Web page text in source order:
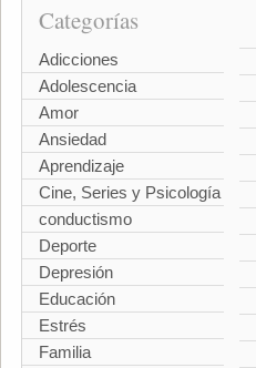
Categorías
Adicciones
Adolescencia
Amor
Ansiedad
Aprendizaje
Cine, Series y Psicología
conductismo
Deporte
Depresión
Educación
Estrés
Familia